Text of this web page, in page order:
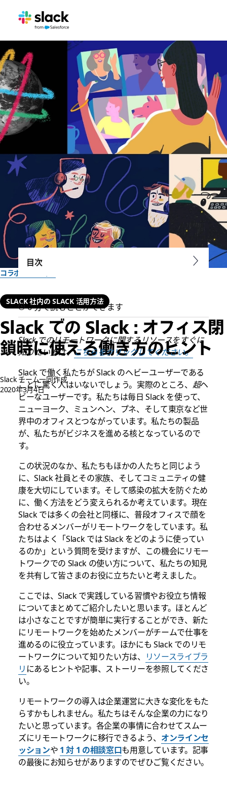
コラボレーション
SLACK 社内の SLACK 活用方法
Slack での Slack : オフィス閉
鎖時に使える働き方のヒント
Slack チーム一同作成
2020年3月4日
目次
6 分で読むことができます
Slack でのリモートワークに関するリソースをすぐに
知りたい方は、こちらをクリックしてください。
Slack で働く私たちが Slack のヘビーユーザーである
ことに驚く人はいないでしょう。実際のところ、 超ヘ
ビーなユーザーです。私たちは毎日 Slack を使って、
ニューヨーク、ミュンヘン、プネ、そして東京など世
界中のオフィスとつながっています。私たちの製品
が、私たちがビジネスを進める核となっているので
す。
この状況のなか、私たちもほかの人たちと同じよう
に、Slack 社員とその家族、そしてコミュニティの健
康を大切にしています。そして感染の拡大を防ぐため
に、働く方法をどう変えられるか考えています。現在
Slack では多くの会社と同様に、普段オフィスで顔を
合わせるメンバーがリモートワークをしています。私
たちはよく「Slack では Slack をどのように使ってい
るのか」という質問を受けますが、この機会にリモー
トワークでの Slack の使い方について、私たちの知見
を共有して皆さまのお役に立ちたいと考えました。
ここでは、Slack で実践している習慣やお役立ち情報
についてまとめてご紹介したいと思います。ほとんど
は小さなことですが簡単に実行することができ、新た
にリモートワークを始めたメンバーがチームで仕事を
進めるのに役立っています。ほかにも Slack でのリモ
ートワークについて知りたい方は、
リソースライブラ
リ にあるヒントや記事、ストーリーを参照してくださ
い。
リモートワークの導入は企業運営に大きな変化をもた
らすかもしれません。私たちはそんな企業の力になり
たいと思っています。各企業の事情に合わせてスムー
ズにリモートワークに移行できるよう、 オンラインセ
ッションや 1 対 1 の相談窓口も用意しています。記事
の最後にお知らせがありますのでぜひご覧ください。